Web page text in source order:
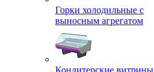
Горки холодильные с
выносным агрегатом
Кондитерские витрины